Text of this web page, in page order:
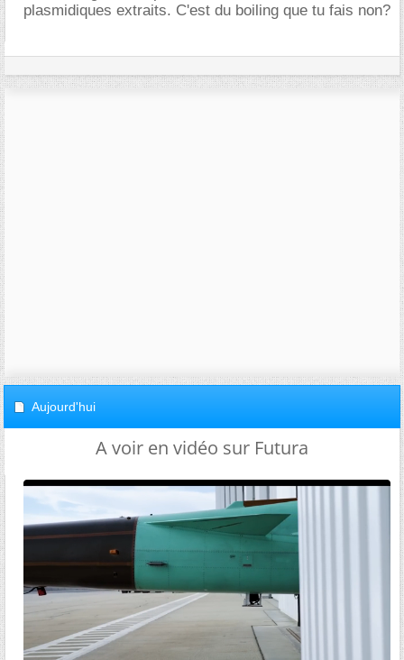
plasmidiques extraits. C'est du boiling que tu fais non?
Aujourd'hui
A voir en vidéo sur Futura